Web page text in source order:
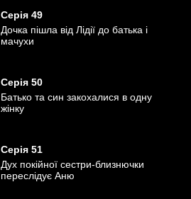
Серія 49
Дочка пішла від Лідії до батька і
мачухи
Серія 50
Батько та син закохалися в одну
жінку
Серія 51
Дух покійної сестри-близнючки
переслідує Аню